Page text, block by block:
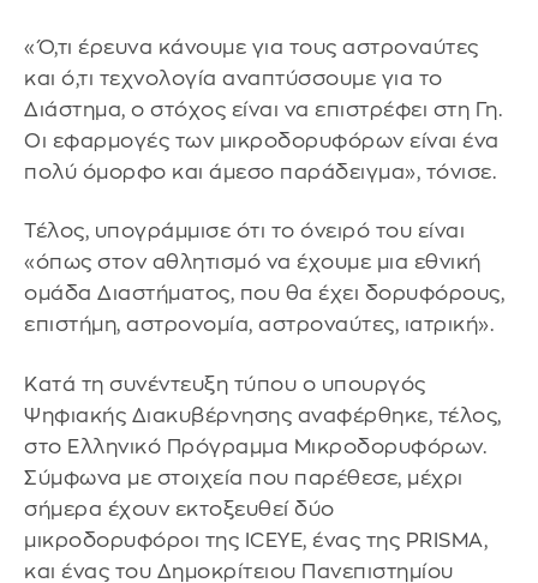
«Ό,τι έρευνα κάνουμε για τους αστροναύτες
και ό,τι τεχνολογία αναπτύσσουμε για το
Διάστημα, ο στόχος είναι να επιστρέφει στη Γη.
Οι εφαρμογές των μικροδορυφόρων είναι ένα
πολύ όμορφο και άμεσο παράδειγμα», τόνισε.
Τέλος, υπογράμμισε ότι το όνειρό του είναι
«όπως στον αθλητισμό να έχουμε μια εθνική
ομάδα Διαστήματος, που θα έχει δορυφόρους,
επιστήμη, αστρονομία, αστροναύτες, ιατρική».
Κατά τη συνέντευξη τύπου ο υπουργός
Ψηφιακής Διακυβέρνησης αναφέρθηκε, τέλος,
στο Ελληνικό Πρόγραμμα Μικροδορυφόρων.
Σύμφωνα με στοιχεία που παρέθεσε, μέχρι
σήμερα έχουν εκτοξευθεί δύο
μικροδορυφόροι της ICEYE, ένας της PRISMA,
και ένας του Δημοκρίτειου Πανεπιστημίου